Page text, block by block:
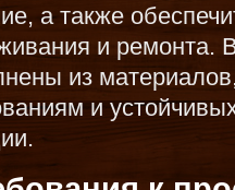
а также
и
из
и